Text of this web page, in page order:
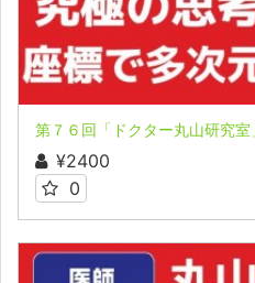
¥2400
0